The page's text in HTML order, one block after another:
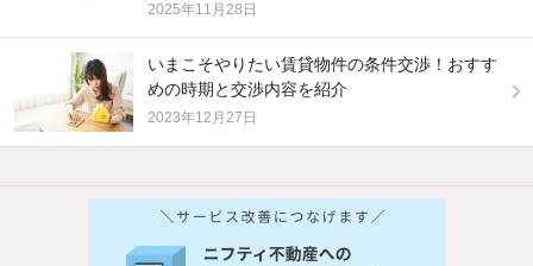
2025年11月28日
いまこそやりたい賃貸物件の条件交渉！おすす
めの時期と交渉内容を紹介
2023年12月27日
他の人はこんな条件で絞り込んでいます！